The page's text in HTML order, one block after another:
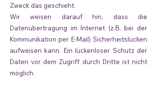
Zweck das geschieht.
Wir weisen darauf hin, dass die
Datenübertragung im Internet (z.B. bei der
Kommunikation per E-Mail) Sicherheitslücken
aufweisen kann. Ein lückenloser Schutz der
Daten vor dem Zugriff durch Dritte ist nicht
möglich.